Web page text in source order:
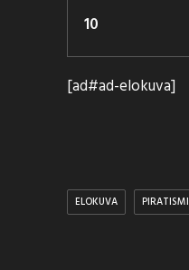
10
[ad#ad-elokuva]
ELOKUVA PIRATISMI